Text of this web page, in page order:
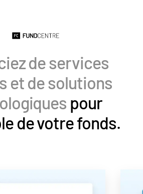
de services
et de solutions
pour
de votre fonds.